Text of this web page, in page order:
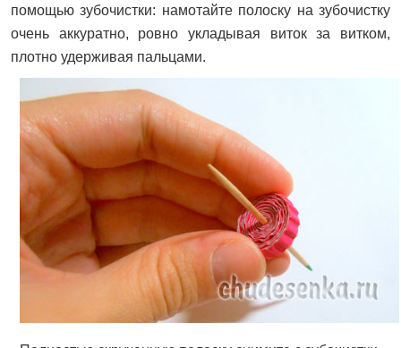
помощью зубочистки: намотайте полоску на зубочистку
очень аккуратно, ровно укладывая виток за витком,
плотно удерживая пальцами.